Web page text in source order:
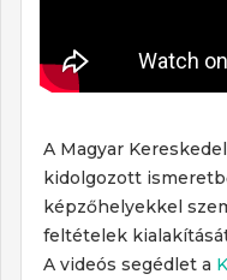
A Magyar
kidolgozott
képzőhelyekkel
feltételek
A videós segédlet a